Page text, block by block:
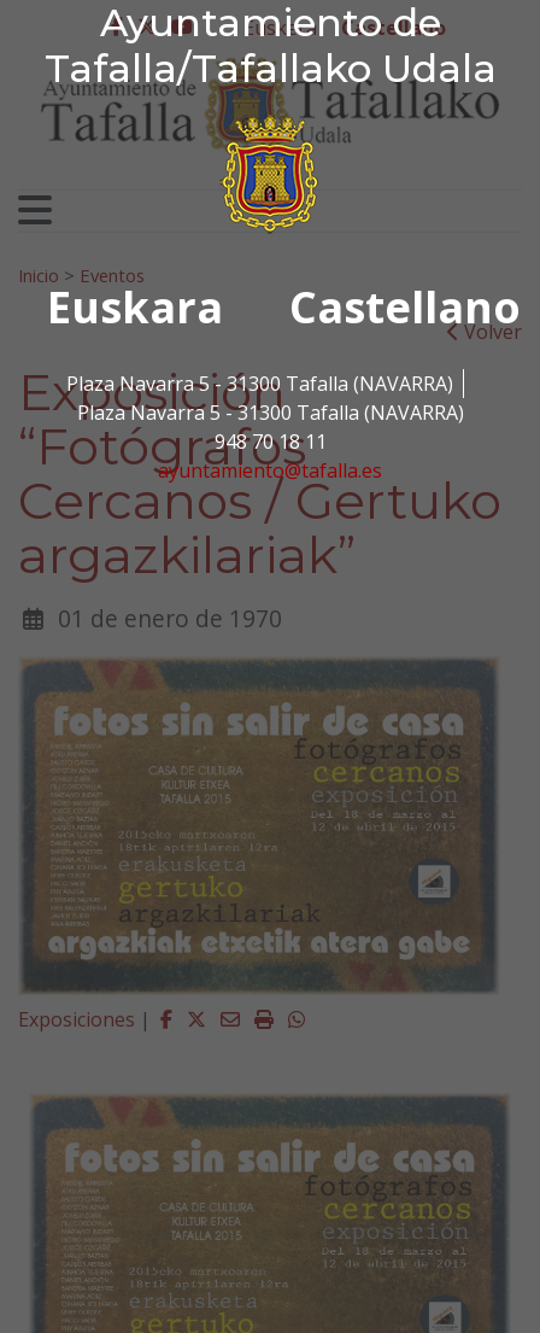
Ayuntamiento de
Tafalla/Tafallako Udala
Euskara Castellano
Plaza Navarra 5 - 31300 Tafalla (NAVARRA)
Plaza Navarra 5 - 31300 Tafalla (NAVARRA)
948 70 18 11
ayuntamiento@tafalla.es
Ir al contenido
Ayuntamiento de
facebook
twitter
youtube
Euskera Castellano
Search for:
Inicio > Eventos
Volver
Exposición
“Fotógrafos
Cercanos / Gertuko
argazkilariak”
01 de enero de 1970
Exposiciones | Facebook
Twitter
EmailImprimirWhatsapp